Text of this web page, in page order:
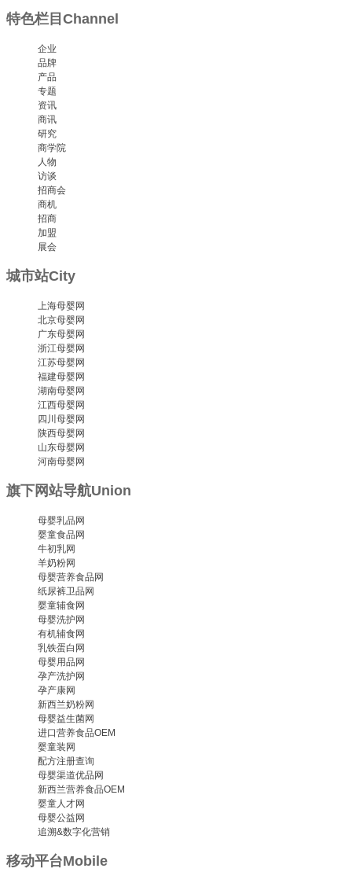
特色栏目 Channel
企业
品牌
产品
专题
资讯
商讯
研究
商学院
人物
访谈
招商会
商机
招商
加盟
展会
城市站City
上海母婴网
北京母婴网
广东母婴网
浙江母婴网
江苏母婴网
福建母婴网
湖南母婴网
江西母婴网
四川母婴网
陕西母婴网
山东母婴网
河南母婴网
旗下网站导航Union
母婴乳品网
婴童食品网
牛初乳网
羊奶粉网
母婴营养食品网
纸尿裤卫品网
婴童辅食网
母婴洗护网
有机辅食网
乳铁蛋白网
母婴用品网
孕产洗护网
孕产康网
新西兰奶粉网
母婴益生菌网
进口营养食品OEM
婴童装网
配方注册查询
母婴渠道优品网
新西兰营养食品OEM
婴童人才网
母婴公益网
追溯&数字化营销
移动平台Mobile